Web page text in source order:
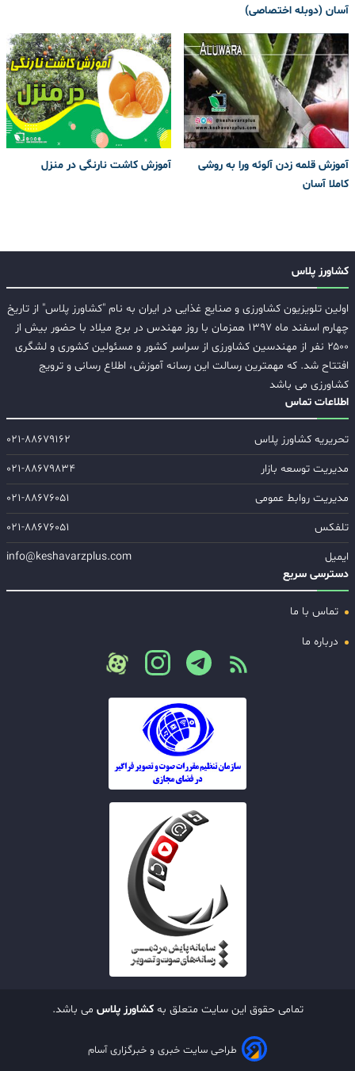
آسان (دوبله اختصاصی)
آموزش قلمه زدن آلوئه ورا به روشی
کاملا آسان
آموزش کاشت نارنگی در منزل
کشاورز پلاس
اولین تلویزیون کشاورزی و صنایع غذایی در ایران به نام "کشاورز پلاس" از تاریخ
چهارم اسفند ماه ۱۳۹۷ همزمان با روز مهندس در برج میلاد با حضور بیش از
۲۵۰۰ نفر از مهندسین کشاورزی از سراسر کشور و مسئولین کشوری و لشگری
افتتاح شد. که مهمترین رسالت این رسانه آموزش، اطلاع رسانی و ترویج
کشاورزی می باشد
اطلاعات تماس
تحریریه کشاورز پلاس
۰۲۱-۸۸۶۷۹۱۶۲
مدیریت توسعه بازار
۰۲۱-۸۸۶۷۹۸۳۴
مدیریت روابط عمومی
۰۲۱-۸۸۶۷۶۰۵۱
تلفکس
۰۲۱-۸۸۶۷۶۰۵۱
ایمیل
info@keshavarzplus.com
دسترسی سریع
تماس با ما
درباره ما
تمامی حقوق این سایت متعلق بهکشاورز پلاس می باشد.
طراحی سایت خبری و خبرگزاری آسام